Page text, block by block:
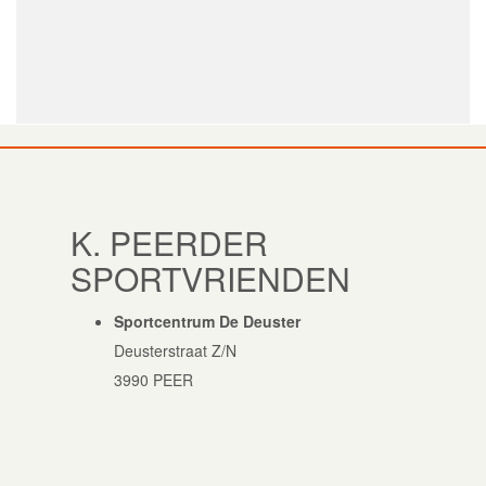
K. PEERDER
SPORTVRIENDEN
Sportcentrum De Deuster
Deusterstraat Z/N
3990 PEER